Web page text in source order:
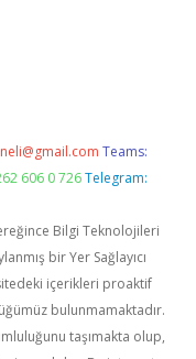
Teams:
606 0 726 Telegram:
Bilgi Teknolojileri
bir Yer Sağlayıcı
içerikleri proaktif
bulunmamaktadır.
taşımakta olup,